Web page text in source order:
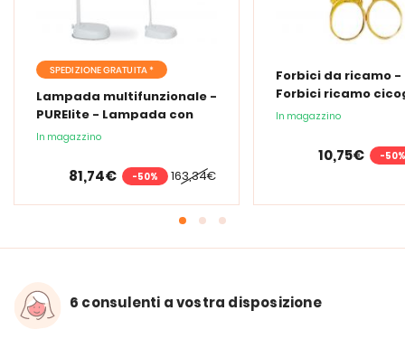
SPEDIZIONE GRATUITA *
Lampada multifunzionale -
PURElite - Lampada con
lente d'ingrandimento
In magazzino
163,34€
81,74€ -50%
Forbici da ricamo -
Forbici ricamo
In magazzino
10,75€ -50%
6 consulenti a vostra disposizione